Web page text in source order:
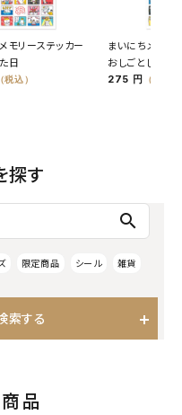
モリーステッカー
日
（税込）
まいにちメモリ
おしごとした日
275 円 （税込）
探す
search
限定商品 シール 雑貨
索する
品